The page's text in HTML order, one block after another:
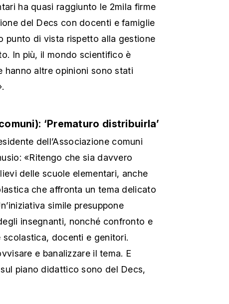
ha quasi raggiunto le 2mila firme
del Decs con docenti e famiglie
punto di vista rispetto alla gestione
In più, il mondo scientifico è
hanno altre opinioni sono stati
‘Prematuro distribuirla’
dell’Associazione comuni
«Ritengo che sia davvero
delle scuole elementari, anche
che affronta un tema delicato
simile presuppone
insegnanti, nonché confronto e
docenti e genitori.
e banalizzare il tema. E
piano didattico sono del Decs,